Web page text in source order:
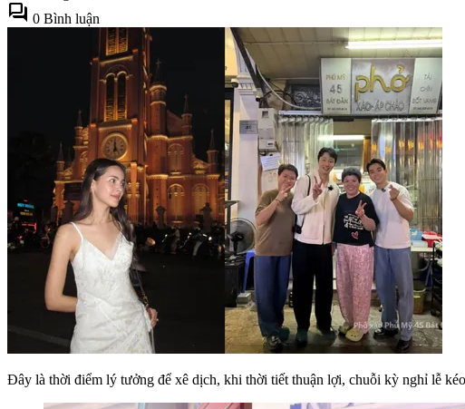
forum 0 Bình luận
Đây là thời điểm lý tưởng để xê dịch, khi thời tiết thuận lợi, chuỗi kỳ nghỉ lễ